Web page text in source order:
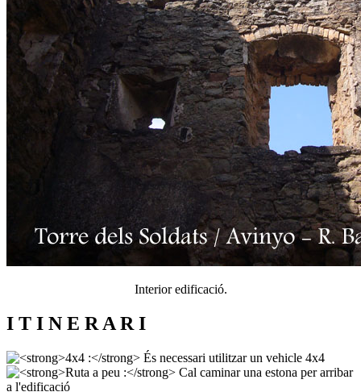
Interior edificació.
I T I N E R A R I